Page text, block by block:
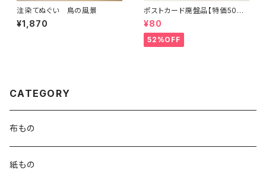
注染てぬぐい 鳥の風景
¥1,870
ポストカード廃盤品【特価50%
OFF】
¥80
52%OFF
CATEGORY
布もの
紙もの